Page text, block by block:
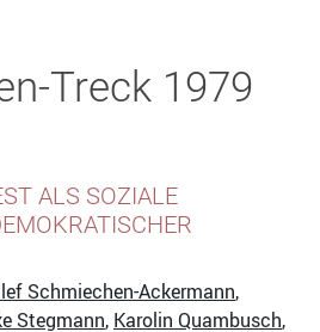
Treck 1979
ALS SOZIALE
Schmiechen-Ackermann,
Stegmann, Karolin Quambusch,